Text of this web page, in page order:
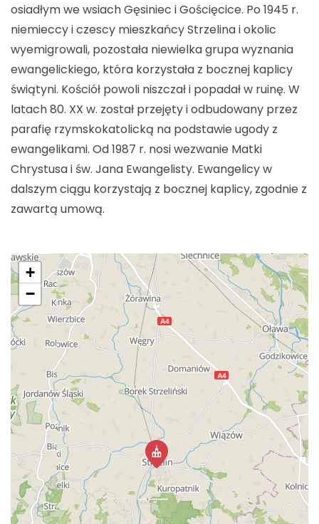
osiadłym we wsiach Gęsiniec i Gościęcice. Po 1945 r.
niemieccy i czescy mieszkańcy Strzelina i okolic
wyemigrowali, pozostała niewielka grupa wyznania
ewangelickiego, która korzystała z bocznej kaplicy
świątyni. Kościół powoli niszczał i popadał w ruinę. W
latach 80. XX w. został przejęty i odbudowany przez
parafię rzymskokatolicką na podstawie ugody z
ewangelikami. Od 1987 r. nosi wezwanie Matki
Chrystusa i św. Jana Ewangelisty. Ewangelicy w
dalszym ciągu korzystają z bocznej kaplicy, zgodnie z
zawartą umową.
+
−